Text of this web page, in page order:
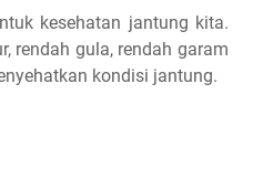
kesehatan jantung kita.
rendah gula, rendah garam
kondisi jantung.